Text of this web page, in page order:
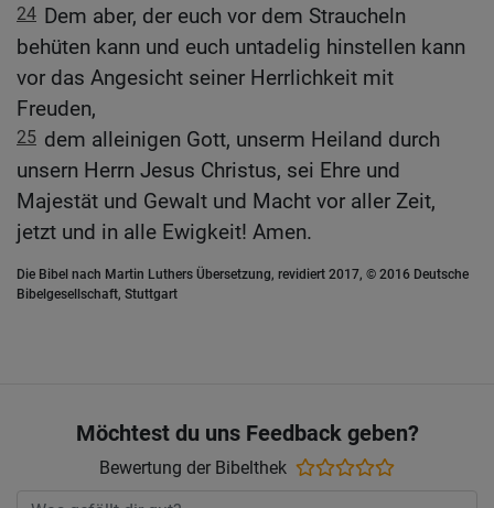
24 Dem aber, der euch vor dem Straucheln
behüten kann und euch untadelig hinstellen kann
vor das Angesicht seiner Herrlichkeit mit
Freuden,
25 dem alleinigen Gott, unserm Heiland durch
unsern Herrn Jesus Christus, sei Ehre und
Majestät und Gewalt und Macht vor aller Zeit,
jetzt und in alle Ewigkeit! Amen.
Die Bibel nach Martin Luthers Übersetzung, revidiert 2017, © 2016 Deutsche
Bibelgesellschaft, Stuttgart
Möchtest du uns Feedback geben?
Bewertung der Bibelthek